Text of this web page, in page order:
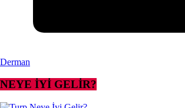
Derman
NEYE İYİ GELİR?